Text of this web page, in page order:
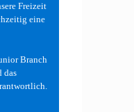
Freizeit
eine
Branch
das